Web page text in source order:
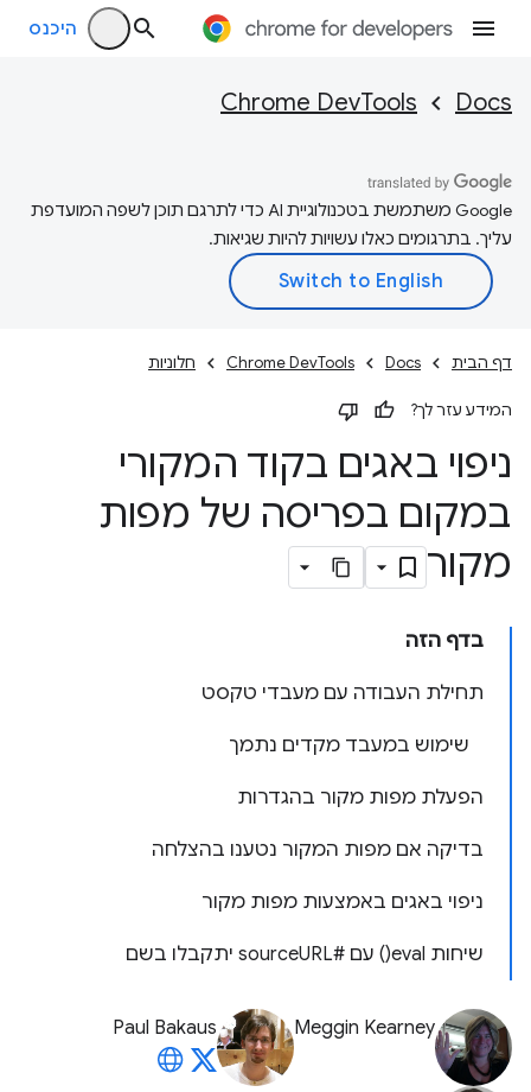
היכנס
Docs
Chrome DevTools
‫Google משתמשת בטכנולוגיית AI כדי לתרגם תוכן לשפה המועדפת
עליך. בתרגומים כאלו עשויות להיות שגיאות.
דף הבית Docs
Chrome DevTools חלוניות
המידע עזר לך?
ניפוי באגים בקוד המקורי
במקום בפריסה של מפות
מקור
בדף הזה
תחילת העבודה עם מעבדי טקסט
שימוש במעבד מקדים נתמך
הפעלת מפות מקור בהגדרות
בדיקה אם מפות המקור נטענו בהצלחה
ניפוי באגים באמצעות מפות מקור
שיחות eval() עם #sourceURL יתקבלו בשם
Meggin Kearney
Paul Bakaus